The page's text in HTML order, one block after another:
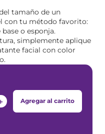
tamaño de un
con tu método favorito:
o esponja.
simplemente aplique
facial con color
Agregar al carrito